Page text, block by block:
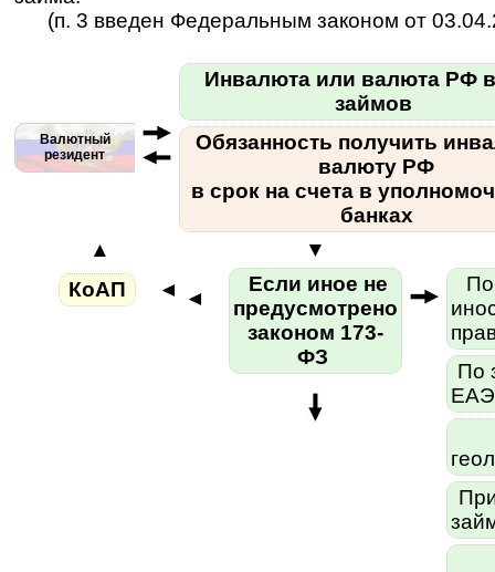
(п. 3 введен Федеральным законом от
Валютный
резидент
Инвалюта или валюта РФ
займов
Обязанность получить
валюту РФ
в срок на счета в
банках
▲
▼
КоАП
◄ ◄
Если иное не
предусмотрено
законом 173-
ФЗ
По
По